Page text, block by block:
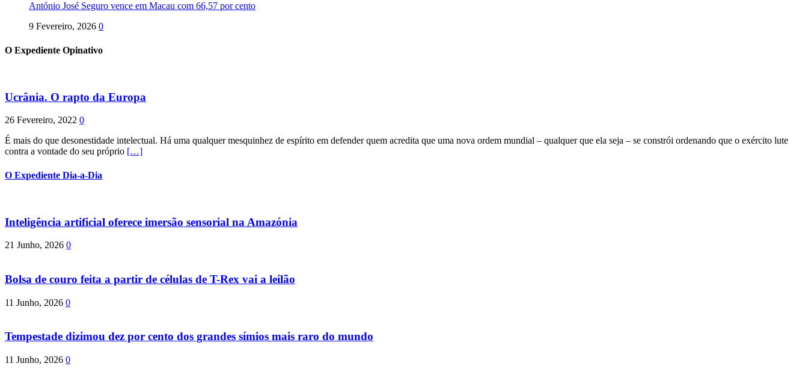
António José Seguro vence em Macau com 66,57 por cento
9 Fevereiro, 2026 0
O Expediente Opinativo
Ucrânia. O rapto da Europa
26 Fevereiro, 2022 0
É mais do que desonestidade intelectual. Há uma qualquer mesquinhez de espírito em defender quem acredita que uma nova ordem mundial – qualquer que ela seja – se constrói ordenando que o exército lute
contra a vontade do seu próprio […]
O Expediente Dia-a-Dia
Inteligência artificial oferece imersão sensorial na Amazónia
21 Junho, 2026 0
Bolsa de couro feita a partir de células de T-Rex vai a leilão
11 Junho, 2026 0
Tempestade dizimou dez por cento dos grandes símios mais raro do mundo
11 Junho, 2026 0